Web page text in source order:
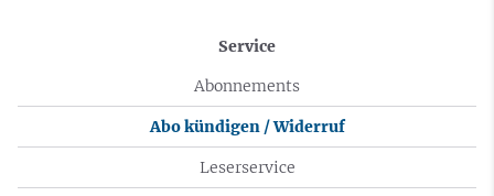
Service
Abonnements
Abo kündigen / Widerruf
Leserservice